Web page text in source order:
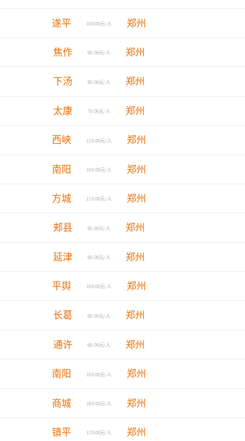
遂平 100.00元/人 郑州
焦作 60.00元/人 郑州
下汤 80.00元/人 郑州
太康 70.00元/人 郑州
西峡 130.00元/人 郑州
南阳 100.00元/人 郑州
方城 110.00元/人 郑州
郏县 80.00元/人 郑州
延津 60.00元/人 郑州
平舆 100.00元/人 郑州
长葛 60.00元/人 郑州
通许 60.00元/人 郑州
南阳 100.00元/人 郑州
商城 180.00元/人 郑州
镇平 120.00元/人 郑州